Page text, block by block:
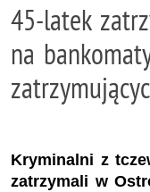
45-latek
na
Kryminalni z
zatrzymali w